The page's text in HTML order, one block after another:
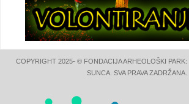
COPYRIGHT 2025- © FONDACIJA ARHEOLOŠKI PARK:
SUNCA. SVA PRAVA ZADRŽANA.